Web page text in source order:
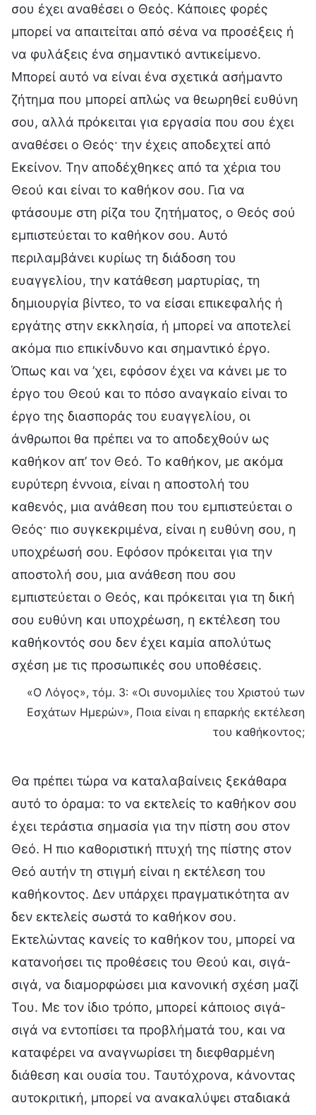
σου έχει αναθέσει ο Θεός. Κάποιες φορές
μπορεί να απαιτείται από σένα να προσέξεις ή
να φυλάξεις ένα σημαντικό αντικείμενο.
Μπορεί αυτό να είναι ένα σχετικά ασήμαντο
ζήτημα που μπορεί απλώς να θεωρηθεί ευθύνη
σου, αλλά πρόκειται για εργασία που σου έχει
αναθέσει ο Θεός· την έχεις αποδεχτεί από
Εκείνον. Την αποδέχθηκες από τα χέρια του
Θεού και είναι το καθήκον σου. Για να
φτάσουμε στη ρίζα του ζητήματος, ο Θεός σού
εμπιστεύεται το καθήκον σου. Αυτό
περιλαμβάνει κυρίως τη διάδοση του
ευαγγελίου, την κατάθεση μαρτυρίας, τη
δημιουργία βίντεο, το να είσαι επικεφαλής ή
εργάτης στην εκκλησία, ή μπορεί να αποτελεί
ακόμα πιο επικίνδυνο και σημαντικό έργο.
Όπως και να ’χει, εφόσον έχει να κάνει με το
έργο του Θεού και το πόσο αναγκαίο είναι το
έργο της διασποράς του ευαγγελίου, οι
άνθρωποι θα πρέπει να το αποδεχθούν ως
καθήκον απ’ τον Θεό. Το καθήκον, με ακόμα
ευρύτερη έννοια, είναι η αποστολή του
καθενός, μια ανάθεση που του εμπιστεύεται ο
Θεός· πιο συγκεκριμένα, είναι η ευθύνη σου, η
υποχρέωσή σου. Εφόσον πρόκειται για την
αποστολή σου, μια ανάθεση που σου
εμπιστεύεται ο Θεός, και πρόκειται για τη δική
σου ευθύνη και υποχρέωση, η εκτέλεση του
καθήκοντός σου δεν έχει καμία απολύτως
σχέση με τις προσωπικές σου υποθέσεις.
«Ο Λόγος», τόμ. 3: «Οι συνομιλίες του Χριστού των
Εσχάτων Ημερών», Ποια είναι η επαρκής εκτέλεση
του καθήκοντος;
Θα πρέπει τώρα να καταλαβαίνεις ξεκάθαρα
αυτό το όραμα: το να εκτελείς το καθήκον σου
έχει τεράστια σημασία για την πίστη σου στον
Θεό. Η πιο καθοριστική πτυχή της πίστης στον
Θεό αυτήν τη στιγμή είναι η εκτέλεση του
καθήκοντος. Δεν υπάρχει πραγματικότητα αν
δεν εκτελείς σωστά το καθήκον σου.
Εκτελώντας κανείς το καθήκον του, μπορεί να
κατανοήσει τις προθέσεις του Θεού και, σιγά-
σιγά, να διαμορφώσει μια κανονική σχέση μαζί
Του. Με τον ίδιο τρόπο, μπορεί κάποιος σιγά-
σιγά να εντοπίσει τα προβλήματά του, και να
καταφέρει να αναγνωρίσει τη διεφθαρμένη
διάθεση και ουσία του. Ταυτόχρονα, κάνοντας
αυτοκριτική, μπορεί να ανακαλύψει σταδιακά